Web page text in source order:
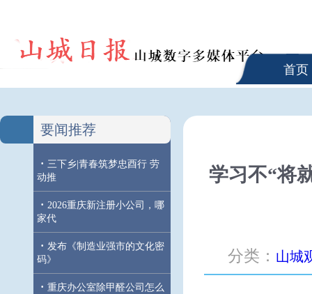
首页
要闻推荐
· 三下乡|青春筑梦忠酉行 劳
动推
· 2026重庆新注册小公司，哪
家代
· 发布《制造业强市的文化密
码》
· 重庆办公室除甲醛公司怎么
学习不“将
分类： 山城